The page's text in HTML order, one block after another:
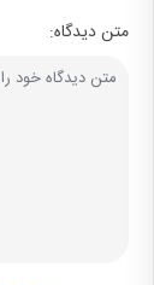
متن دیدگاه: